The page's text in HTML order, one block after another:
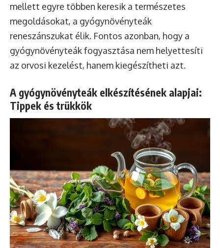
mellett egyre többen keresik a természetes
megoldásokat, a gyógynövényteák
reneszánszukat élik. Fontos azonban, hogy a
gyógynövényteák fogyasztása nem helyettesíti
az orvosi kezelést, hanem kiegészítheti azt.
A gyógynövényteák elkészítésének alapjai:
Tippek és trükkök